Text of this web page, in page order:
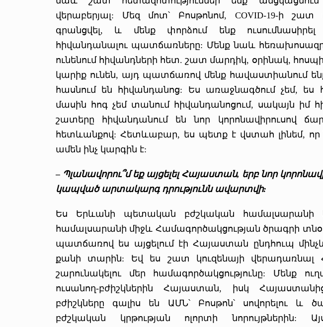
վերաբերյալ: Մեզ մոտ՝ Բոսթոնոմ, COVID-19-ի
գրանցվել, և մենք փորձում ենք
հիվանդանալու պատճառները: Մենք նաև
ունենում հիվանդների հետ. շատ մարդիկ, օրինակ,
կարիք ունեն, այդ պատճառով մենք հավաստիանում
հասնում են հիվանդանոց: Ես առաջնագծում չեմ, ես
մասին հոգ չեմ տանում հիվանդանոցում, սակայն իմ
շատերը հիվանդանում են նոր կորոնավիրուսով
հետևանքով: Հետևաբար, ես պետք է վստահ լինեմ, որ
ամեն ինչ կարգին է:
– Պլանավորու՞մ եք այցելել Հայաստան, երբ նոր
կապված արտակարգ դրությունն ավարտվի:
Ես Երևանի պետական բժշկական համալսարանի
համալսարանի միջև Համագործակցության ծրագրի
պատճառով ես այցելում էի Հայաստան ընդհուպ
քանի տարին: Եվ ես շատ կուզենայի վերադառնալ
շարունակելու մեր համագործակցությունը: Մենք
ուսանող-բժիշկներին Հայաստան, իսկ
բժիշկները գալիս են ԱՄՆ՝ Բոսթոն՝ սովորելու և
բժշկական կրթության ոլորտի նորույթներին: